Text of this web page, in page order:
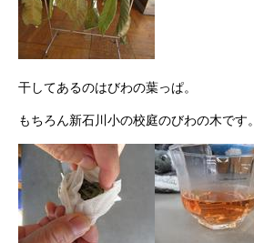
干してあるのはびわの葉っぱ。
もちろん新石川小の校庭のびわの木です。